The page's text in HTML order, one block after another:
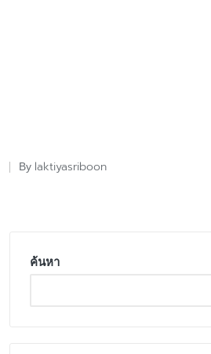
Posted
By laktiyasriboon
ค้นหา